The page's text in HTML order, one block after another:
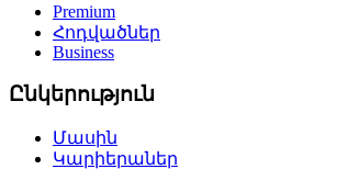
Premium
Հոդվածներ
Business
Ընկերություն
Մասին
Կարիերաներ